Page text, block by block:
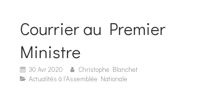
Courrier au Premier
Ministre
30 Avr 2020
Christophe Blanchet
Actualités à l'Assemblée Nationale